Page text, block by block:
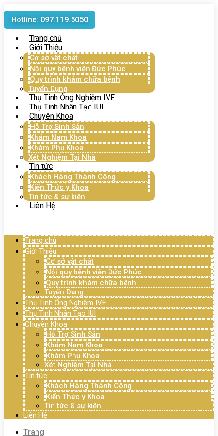
Hotline: 097.119.5050
Trang chủ
Giới Thiệu
Cơ sở vật chất
Nội quy bệnh viện Đức Phúc
Quy trình khám chữa bệnh
Tuyển Dụng
Thụ Tinh Ống Nghiệm IVF
Thụ Tinh Nhân Tạo IUI
Chuyên Khoa
Hỗ Trợ Sinh Sản
Khám Nam Khoa
Khám Phụ Khoa
Xét Nghiệm Tại Nhà
Tin tức
Khách Hàng Thành Công
Kiến Thức y Khoa
Tin tức & sự kiện
Liên Hệ
Trang chủ
Giới Thiệu
Cơ sở vật chất
Nội quy bệnh viện Đức Phúc
Quy trình khám chữa bệnh
Tuyển Dụng
Thụ Tinh Ống Nghiệm IVF
Thụ Tinh Nhân Tạo IUI
Chuyên Khoa
Hỗ Trợ Sinh Sản
Khám Nam Khoa
Khám Phụ Khoa
Xét Nghiệm Tại Nhà
Tin tức
Khách Hàng Thành Công
Kiến Thức y Khoa
Tin tức & sự kiện
Liên Hệ
Trang